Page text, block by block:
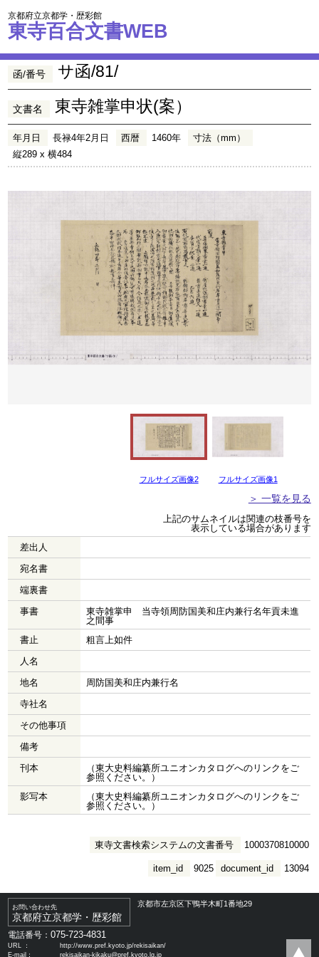
京都府立京都学・歴彩館
東寺百合文書WEB
函/番号 サ函/81/
文書名 東寺雑掌申状(案）
年月日 長禄4年2月日 西暦 1460年
寸法（mm）
縦289 x 横484
フルサイズ画像2 フルサイズ画像1
＞ 一覧を見る
上記のサムネイルは関連の枝番号を
表示している場合があります
差出人
宛名書
端裏書
事書
東寺雑掌申 当寺領周防国美和庄内兼行名年貢未進
之間事
書止
粗言上如件
人名
地名
周防国美和庄内兼行名
寺社名
その他事項
備考
刊本
（東大史料編纂所ユニオンカタログへのリンクをご
参照ください。）
影写本
（東大史料編纂所ユニオンカタログへのリンクをご
参照ください。）
東寺文書検索システムの文書番号 1000370810000
document_id 13094
item_id 9025
お問い合わせ先
京都府立京都学・歴彩館
京都市左京区下鴨半木町1番地29
電話番号：075-723-4831
URL ：
http://www.pref.kyoto.jp/rekisaikan/
E-mail：
rekisaikan-kikaku@pref.kyoto.lg.jp